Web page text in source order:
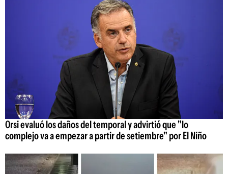
Orsi evaluó los daños del temporal y advirtió que "lo
complejo va a empezar a partir de setiembre" por El Niño